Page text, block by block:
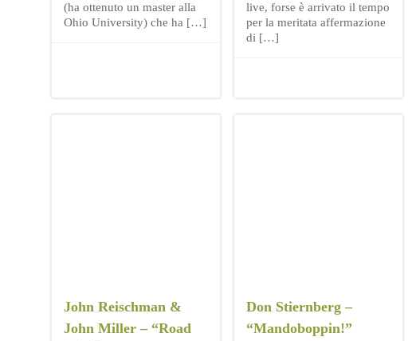
(ha ottenuto un master alla
Ohio University) che ha […]
live, forse è arrivato il tempo
per la meritata affermazione
di […]
John Reischman &
John Miller – “Road
Don Stiernberg –
“Mandoboppin!”